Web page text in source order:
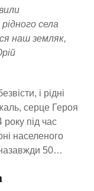
села
наш земляк,
і рідні
серце Героя
під час
населеного
50…